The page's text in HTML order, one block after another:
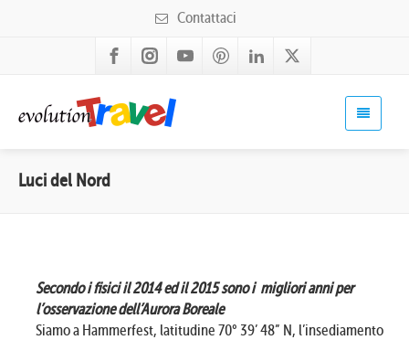
Contattaci
Luci del Nord
Secondo i fisici il 2014 ed il 2015 sono i migliori anni per
l’osservazione dell’Aurora Boreale
Siamo a Hammerfest, latitudine 70° 39’ 48” N, l’insediamento